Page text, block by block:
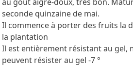
seconde quinzaine de mai.
Il commence à porter des fruits la
la plantation
Il est entièrement résistant au gel,
peuvent résister au gel -7 °